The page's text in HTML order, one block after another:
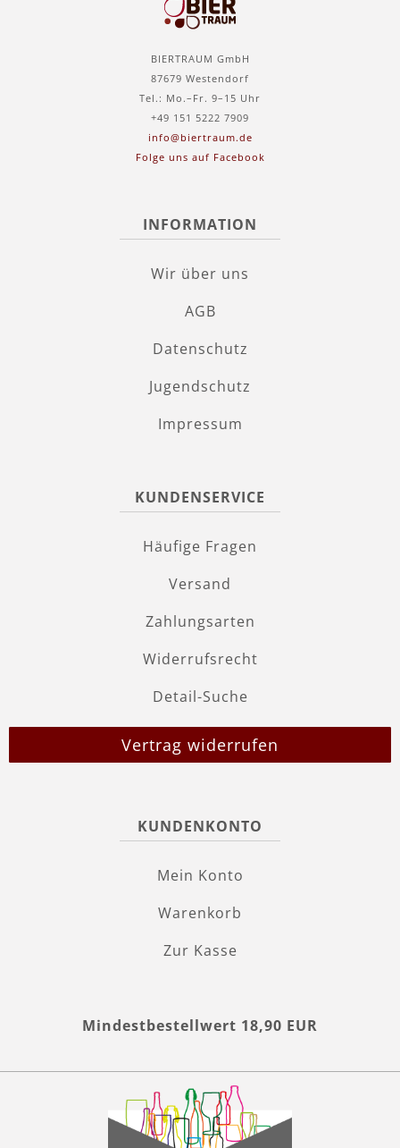
BIERTRAUM GmbH
87679 Westendorf
Tel.: Mo.–Fr. 9–15 Uhr
+49 151 5222 7909
info@biertraum.de
Folge uns auf Facebook
INFORMATION
Wir über uns
AGB
Datenschutz
Jugendschutz
Impressum
KUNDENSERVICE
Häufige Fragen
Versand
Zahlungsarten
Widerrufsrecht
Detail-Suche
Vertrag widerrufen
KUNDENKONTO
Mein Konto
Warenkorb
Zur Kasse
Mindestbestellwert 18,90 EUR